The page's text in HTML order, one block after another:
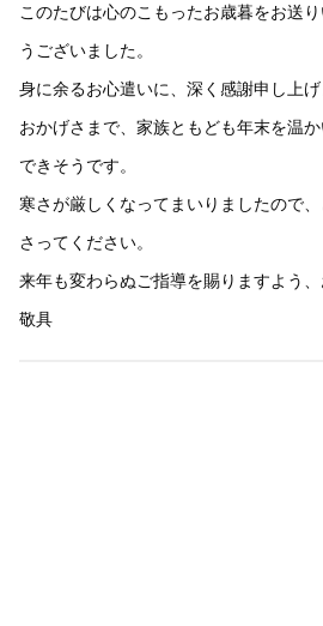
このたびは心のこもったお歳暮をお送
うございました。
身に余るお心遣いに、深く感謝申し上げ
おかげさまで、家族ともども年末を温
できそうです。
寒さが厳しくなってまいりましたので
さってください。
来年も変わらぬご指導を賜りますよう、
敬具